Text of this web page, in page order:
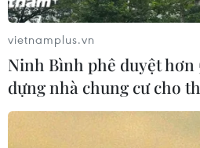
vietnamplus.vn
Ninh Bình phê duyệt hơn
dựng nhà chung cư cho